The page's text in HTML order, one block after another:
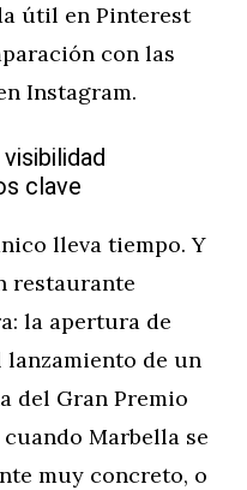
útil en Pinterest
con las
Instagram.
clave
lleva tiempo. Y
restaurante
la apertura de
lanzamiento de un
del Gran Premio
Marbella se
muy concreto, o